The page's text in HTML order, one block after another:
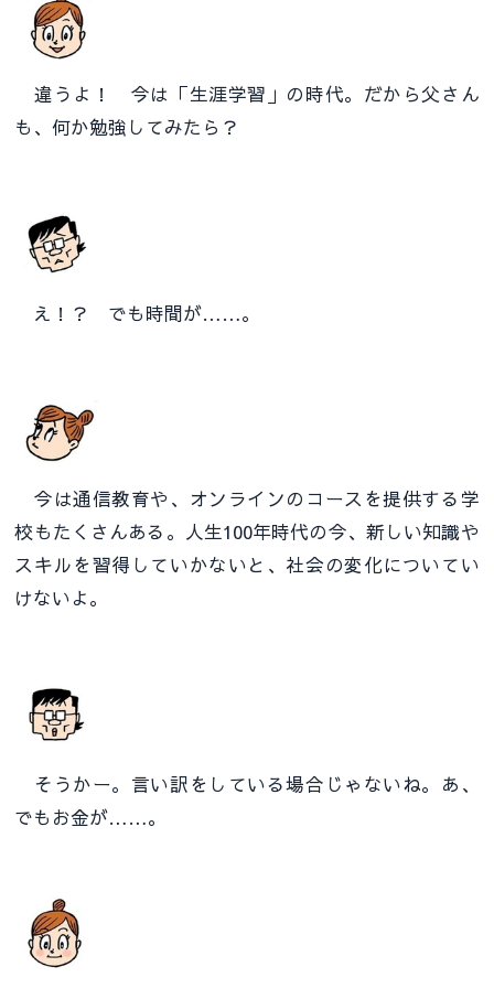
違うよ！ 今は「生涯学習」の時代。だから父さん
も、何か勉強してみたら？
え！？ でも時間が……。
今は通信教育や、オンラインのコースを提供する学
校もたくさんある。人生100年時代の今、新しい知識や
スキルを習得していかないと、社会の変化についてい
けないよ。
そうかー。言い訳をしている場合じゃないね。あ、
でもお金が……。